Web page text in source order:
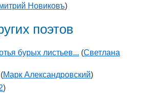
Новиковъ)
поэтов
бурых листьев... (Светлана
(Марк Александровский)
)